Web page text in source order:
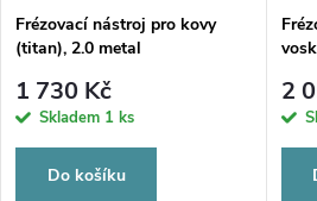
Frézovací nástroj pro kovy
(titan), 2.0 metal
1 730 Kč
Skladem 1 ks
Do košíku
2